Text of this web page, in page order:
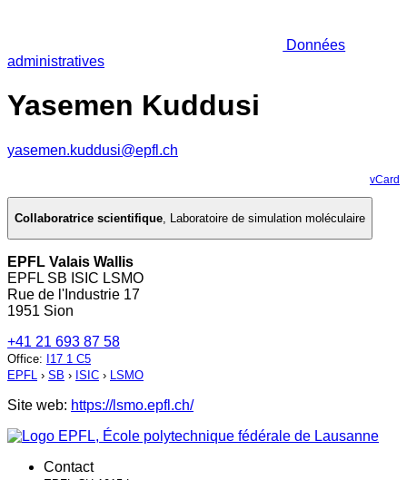
Données
administratives
Yasemen Kuddusi
yasemen.kuddusi@epfl.ch
vCard
Collaboratrice scientifique, Laboratoire de simulation moléculaire
EPFL Valais Wallis
EPFL SB ISIC LSMO
Rue de l'Industrie 17
1951 Sion
+41 21 693 87 58
Office:
I17 1 C5
EPFL › SB › ISIC › LSMO
Site web: https://lsmo.epfl.ch/
Contact